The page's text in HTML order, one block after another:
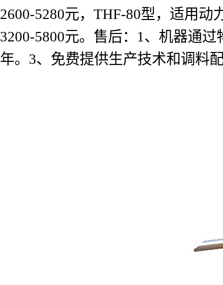
2600-5280元， THF-80型，适用动
3200-5800元。售后： 1 、机器通过
年。 3、免费提供生产技术和调料